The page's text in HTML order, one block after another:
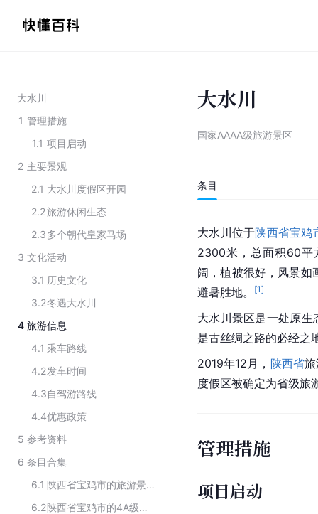
大水川
1 管理措施
1.1 项目启动
2 主要景观
2.1 大水川度假区开园
2.2旅游休闲生态
2.3多个朝代皇家马场
3 文化活动
3.1 历史文化
3.2冬遇大水川
4 旅游信息
4.1 乘车路线
4.2发车时间
4.3自驾游路线
4.4优惠政策
5 参考资料
6 条目合集
6.1
陕西省宝鸡市的旅游景点
6.2
陕西省宝鸡市的4A级景区
大水川
国家AAAA级旅游景区
条目
大水川位于陕西省宝鸡
2300米，总面积60平
阔，植被很好，风景
避暑胜地。
[1]
大水川景区是一处原
是古丝绸之路的必经之
2019年12月， 陕西省
度假区被确定为省级旅
管理措施
项目启动